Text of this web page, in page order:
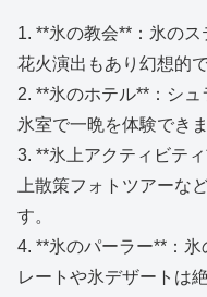
1. **氷の教会**：氷のス
花火演出もあり幻想的で
2. **氷のホテル**：シ
氷室で一晩を体験できま
3. **氷上アクティビテ
上散策フォトツアーな
す。
4. **氷のパーラー**：
レートや氷デザートは